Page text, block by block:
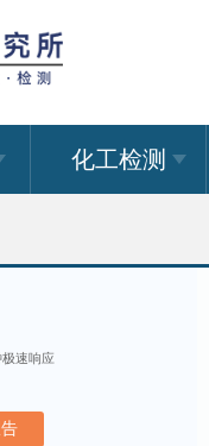
化工检测
速响应